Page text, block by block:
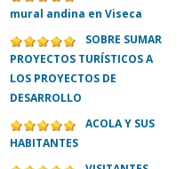
mural andina en Viseca
SOBRE SUMAR
PROYECTOS TURÍSTICOS A
LOS PROYECTOS DE
DESARROLLO
ACOLA Y SUS
HABITANTES